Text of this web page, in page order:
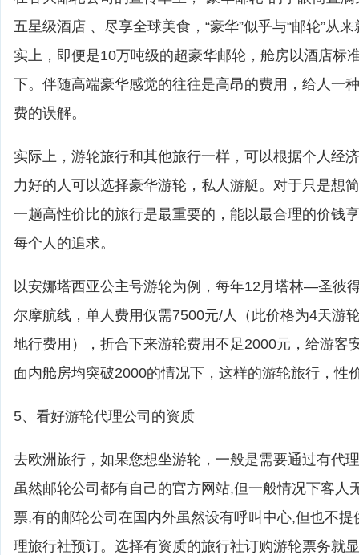
五星级酒店 、尽享全球美食，“豪华”似乎与“邮轮”从
实上，即便是10万吨级的超豪华邮轮，舱房以酒店标
下。伴随高端豪华感觉的往往是高昂的费用，给人一
费的误解。
实际上，游轮旅行和其他旅行一样，可以根据个人经
力好的人可以选择豪华游轮，私人游艇。对于只是想
一趟高性价比的旅行是最重要的，能以最合理的价钱
每个人的追求。
以安娜塔西亚公主号游轮为例，每年12月塔林—圣
尔摩航线，单人费用仅需7500元/人（此价格为4天游
地行费用），折合下来游轮费用不足2000元，给游客
面内舱房均突破2000的情况下，这样的游轮旅行，性
5、看好游轮代理公司的资质
去欧洲旅行，如果您想坐游轮，一般是需要通过有代
虽然邮轮公司都有自己的官方网站,但一般情况下客人
票,有的邮轮公司在国内外虽然设有呼叫中心,但也不
理旅行社预订。选择有资质的旅行社订购游轮票务就